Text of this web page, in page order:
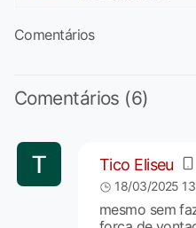
Comentários
Comentários (6)
Tico Eliseu
18/03/2025
mesmo sem